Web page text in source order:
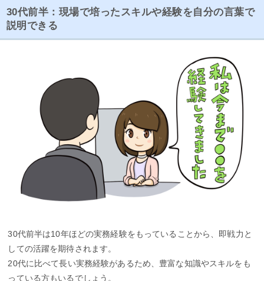
30代前半：現場で培ったスキルや経験を自分の言葉で
説明できる
30代前半は10年ほどの実務経験をもっていることから、即戦力と
しての活躍を期待されます。
20代に比べて長い実務経験があるため、豊富な知識やスキルをも
っている方もいるでしょう。